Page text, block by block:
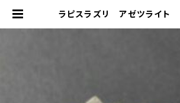
ラピスラズリ アゼツライト